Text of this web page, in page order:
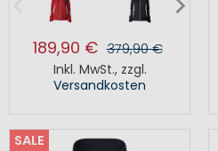
189,90 € 379,90 €
Inkl. MwSt., zzgl.
Versandkosten
SALE